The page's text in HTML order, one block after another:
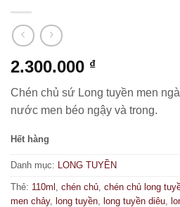
2.300.000 ₫
Chén chủ sứ Long tuyền men
nước men béo ngậy và trong.
Hết hàng
Danh mục: LONG TUYỀN
Thẻ: 110ml chén chủ chén chủ long
men chảy, long tuyền long tuyền diêu